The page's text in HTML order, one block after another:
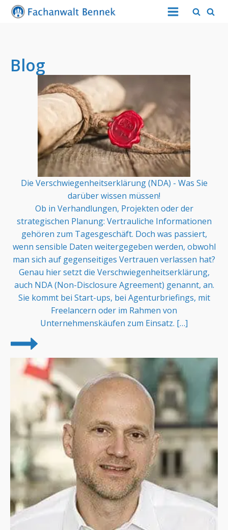
Blog
Die Verschwiegenheitserklärung (NDA) - Was Sie
darüber wissen müssen!
Ob in Verhandlungen, Projekten oder der
strategischen Planung: Vertrauliche Informationen
gehören zum Tagesgeschäft. Doch was passiert,
wenn sensible Daten weitergegeben werden, obwohl
man sich auf gegenseitiges Vertrauen verlassen hat?
Genau hier setzt die Verschwiegenheitserklärung,
auch NDA (Non-Disclosure Agreement) genannt, an.
Sie kommt bei Start-ups, bei Agenturbriefings, mit
Freelancern oder im Rahmen von
Unternehmenskäufen zum Einsatz. […]